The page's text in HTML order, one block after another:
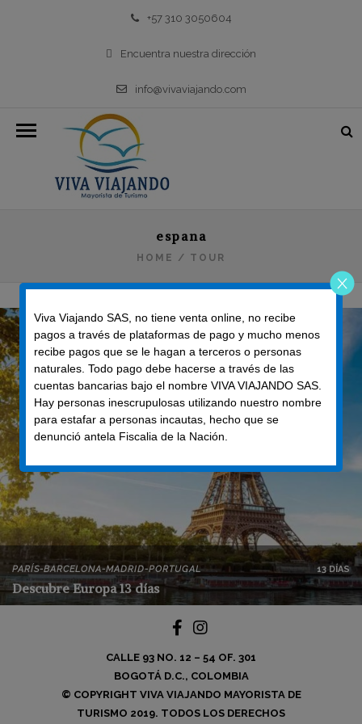
+57 310 3050604
Encuentra nuestra dirección
info@vivaviajando.com
espana
HOME / TOUR
PARÍS-BARCELONA-MADRID-PORTUGAL
Descubre Europa 13 días
13 DÍAS
CALLE 93 NO. 12 – 54 OF. 301
BOGOTÁ D.C., COLOMBIA
© COPYRIGHT VIVA VIAJANDO MAYORISTA DE
TURISMO 2019. TODOS LOS DERECHOS
Viva Viajando SAS, no tiene venta online, no recibe
pagos a través de plataformas de pago y mucho menos
recibe pagos que se le hagan a terceros o personas
naturales. Todo pago debe hacerse a través de las
cuentas bancarias bajo el nombre VIVA VIAJANDO SAS.
Hay personas inescrupulosas utilizando nuestro nombre
para estafar a personas incautas, hecho que se
denunció antela Fiscalia de la Nación.